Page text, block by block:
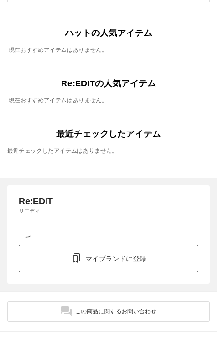
ハットの人気アイテム
現在おすすめアイテムはありません。
Re:EDITの人気アイテム
現在おすすめアイテムはありません。
最近チェックしたアイテム
最近チェックしたアイテムはありません。
Re:EDIT
リエディ
マイブランドに登録
この商品に関するお問い合わせ